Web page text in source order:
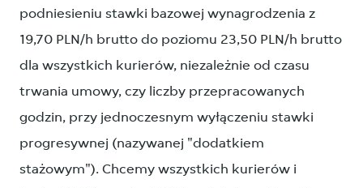
podniesieniu stawki bazowej wynagrodzenia z
19,70 PLN/h brutto do poziomu 23,50 PLN/h brutto
dla wszystkich kurierów, niezależnie od czasu
trwania umowy, czy liczby przepracowanych
godzin, przy jednoczesnym wyłączeniu stawki
progresywnej (nazywanej "dodatkiem
stażowym"). Chcemy wszystkich kurierów i